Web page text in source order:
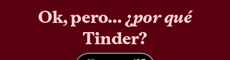
Ok, pero… ¿por qué
Tinder?